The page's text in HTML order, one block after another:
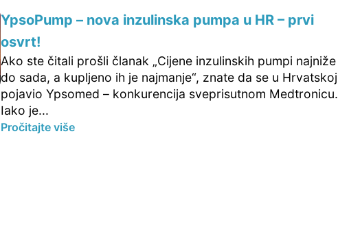
YpsoPump – nova inzulinska pumpa u HR – prvi
osvrt!
Ako ste čitali prošli članak „Cijene inzulinskih pumpi najniže
do sada, a kupljeno ih je najmanje“, znate da se u Hrvatskoj
pojavio Ypsomed – konkurencija sveprisutnom Medtronicu.
Iako je...
Pročitajte više